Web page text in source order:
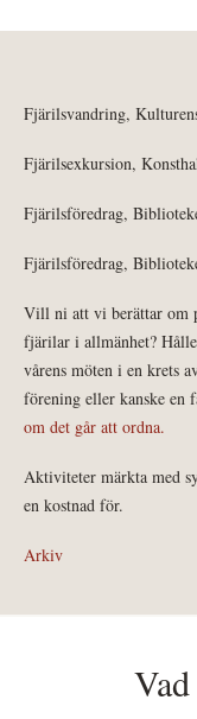
Fjärilsvandring,
Fjärilsexkursion,
Fjärilsföredrag,
Fjärilsföredrag,
Vill ni att vi berättar om
fjärilar i allmänhet?
vårens möten i en krets
förening eller kanske en
om det går att ordna.
Aktiviteter märkta med
en kostnad för.
Arkiv